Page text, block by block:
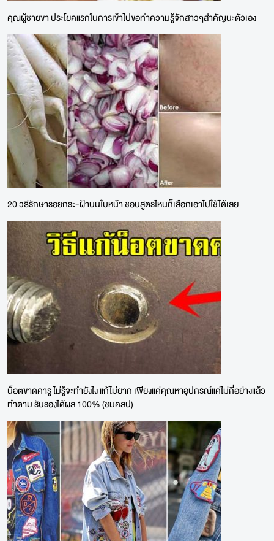
คุณผู้ชายขา ประโยคแรกในการเข้าไปขอทำความรู้จักสาวๆสำคัญนะตัวเอง
20 วิธีรักษารอยกระ-ฝ้าบนใบหน้า ชอบสูตรไหนก็เลือกเอาไปใช้ได้เลย
น็อตขาดคารู ไม่รู้จะทำยังไง แก้ไม่ยาก เพียงแค่คุณหาอุปกรณ์แค่ไม่กี่อย่างแล้ว
ทำตาม รับรองได้ผล 100% (ชมคลิป)